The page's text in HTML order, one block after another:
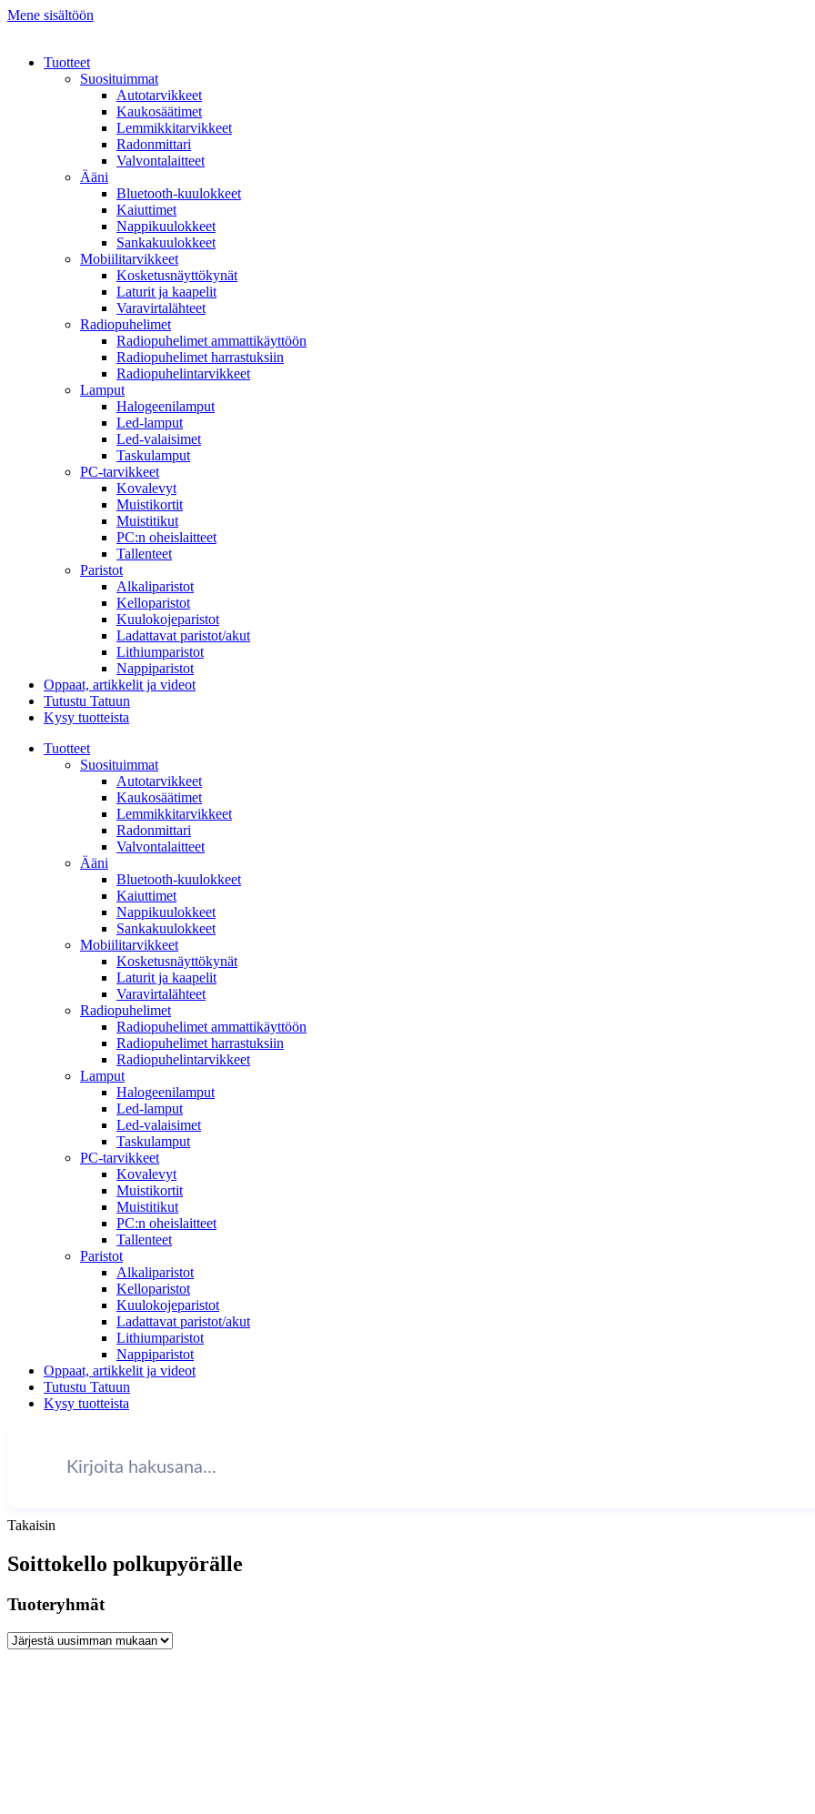
Mene sisältöön
Tuotteet
Suosituimmat
Autotarvikkeet
Kaukosäätimet
Lemmikkitarvikkeet
Radonmittari
Valvontalaitteet
Ääni
Bluetooth-kuulokkeet
Kaiuttimet
Nappikuulokkeet
Sankakuulokkeet
Mobiilitarvikkeet
Kosketusnäyttökynät
Laturit ja kaapelit
Varavirtalähteet
Radiopuhelimet
Radiopuhelimet ammattikäyttöön
Radiopuhelimet harrastuksiin
Radiopuhelintarvikkeet
Lamput
Halogeenilamput
Led-lamput
Led-valaisimet
Taskulamput
PC-tarvikkeet
Kovalevyt
Muistikortit
Muistitikut
PC:n oheislaitteet
Tallenteet
Paristot
Alkaliparistot
Kelloparistot
Kuulokojeparistot
Ladattavat paristot/akut
Lithiumparistot
Nappiparistot
Oppaat, artikkelit ja videot
Tutustu Tatuun
Kysy tuotteista
Tuotteet
Suosituimmat
Autotarvikkeet
Kaukosäätimet
Lemmikkitarvikkeet
Radonmittari
Valvontalaitteet
Ääni
Bluetooth-kuulokkeet
Kaiuttimet
Nappikuulokkeet
Sankakuulokkeet
Mobiilitarvikkeet
Kosketusnäyttökynät
Laturit ja kaapelit
Varavirtalähteet
Radiopuhelimet
Radiopuhelimet ammattikäyttöön
Radiopuhelimet harrastuksiin
Radiopuhelintarvikkeet
Lamput
Halogeenilamput
Led-lamput
Led-valaisimet
Taskulamput
PC-tarvikkeet
Kovalevyt
Muistikortit
Muistitikut
PC:n oheislaitteet
Tallenteet
Paristot
Alkaliparistot
Kelloparistot
Kuulokojeparistot
Ladattavat paristot/akut
Lithiumparistot
Nappiparistot
Oppaat, artikkelit ja videot
Tutustu Tatuun
Kysy tuotteista
Takaisin
Soittokello polkupyörälle
Tuoteryhmät